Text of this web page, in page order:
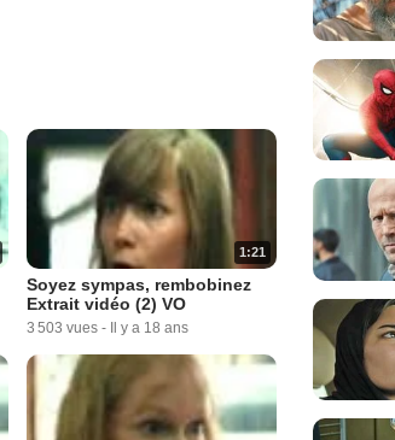
1:21
Soyez sympas, rembobinez
Extrait vidéo (2) VO
3 503 vues - Il y a 18 ans